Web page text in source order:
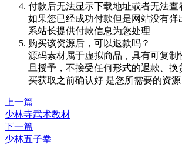
付款后无法显示下载地址或者无法查
如果您已经成功付款但是网站没有弹
系站长提供付款信息为您处理
购买该资源后，可以退款吗？
源码素材属于虚拟商品，具有可复制
旦授予，不接受任何形式的退款、换
买获取之前确认好 是您所需要的资源
上一篇
少林寺武术教材
下一篇
少林五子拳